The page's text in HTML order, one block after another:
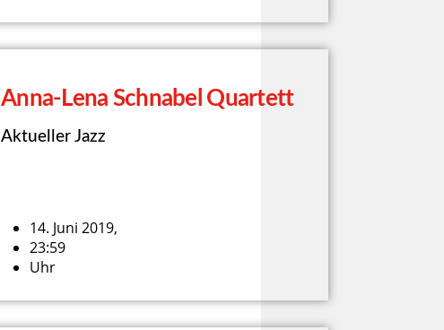
Anna-Lena Schnabel Quartett
Aktueller Jazz
14. Juni 2019,
23:59
Uhr